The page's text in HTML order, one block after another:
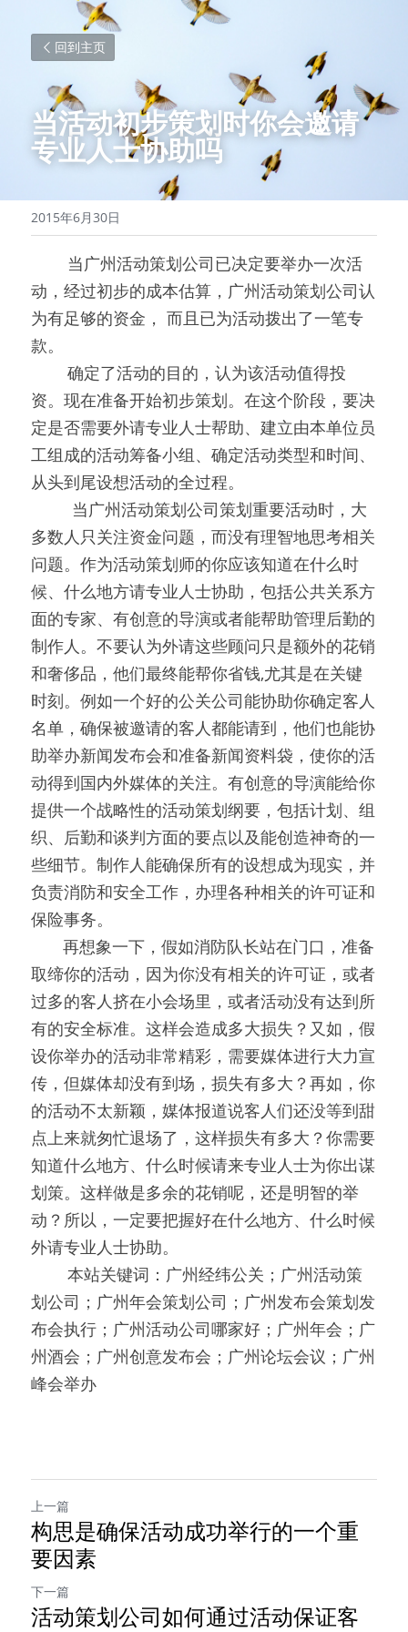
回到主页
当活动初步策划时你会邀请
专业人士协助吗
2015年6月30日
当广州活动策划公司已决定要举办一次活
动，经过初步的成本估算，广州活动策划公司认
为有足够的资金， 而且已为活动拨出了一笔专
款。
确定了活动的目的，认为该活动值得投
资。现在准备开始初步策划。在这个阶段，要决
定是否需要外请专业人士帮助、建立由本单位员
工组成的活动筹备小组、确定活动类型和时间、
从头到尾设想活动的全过程。
当广州活动策划公司策划重要活动时，大
多数人只关注资金问题，而没有理智地思考相关
问题。作为活动策划师的你应该知道在什么时
候、什么地方请专业人士协助，包括公共关系方
面的专家、有创意的导演或者能帮助管理后勤的
制作人。不要认为外请这些顾问只是额外的花销
和奢侈品，他们最终能帮你省钱,尤其是在关键
时刻。例如一个好的公关公司能协助你确定客人
名单，确保被邀请的客人都能请到，他们也能协
助举办新闻发布会和准备新闻资料袋，使你的活
动得到国内外媒体的关注。有创意的导演能给你
提供一个战略性的活动策划纲要，包括计划、组
织、后勤和谈判方面的要点以及能创造神奇的一
些细节。制作人能确保所有的设想成为现实，并
负责消防和安全工作，办理各种相关的许可证和
保险事务。
再想象一下，假如消防队长站在门口，准备
取缔你的活动，因为你没有相关的许可证，或者
过多的客人挤在小会场里，或者活动没有达到所
有的安全标准。这样会造成多大损失？又如，假
设你举办的活动非常精彩，需要媒体进行大力宣
传，但媒体却没有到场，损失有多大？再如，你
的活动不太新颖，媒体报道说客人们还没等到甜
点上来就匆忙退场了，这样损失有多大？你需要
知道什么地方、什么时候请来专业人士为你出谋
划策。这样做是多余的花销呢，还是明智的举
动？所以，一定要把握好在什么地方、什么时候
外请专业人士协助。
本站关键词：广州经纬公关；广州活动策
划公司；广州年会策划公司；广州发布会策划发
布会执行；广州活动公司哪家好；广州年会；广
州酒会；广州创意发布会；广州论坛会议；广州
峰会举办
上一篇
构思是确保活动成功举行的一个重
要因素
下一篇
活动策划公司如何通过活动保证客